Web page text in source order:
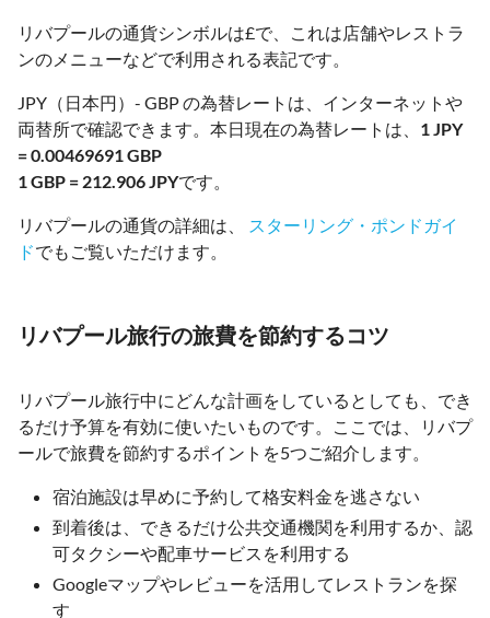
リバプールの通貨シンボルは£で、これは店舗やレストラ
ンのメニューなどで利用される表記です。
JPY（日本円）- GBP の為替レートは、インターネットや
両替所で確認できます。本日現在の為替レートは、 1 JPY
= 0.00469691 GBP
1 GBP = 212.906 JPYです。
リバプールの通貨の詳細は、
スターリング・ポンドガイ
ドでもご覧いただけます。
リバプール旅行の旅費を節約するコツ
リバプール旅行中にどんな計画をしているとしても、でき
るだけ予算を有効に使いたいものです。ここでは、リバプ
ールで旅費を節約するポイントを5つご紹介します。
宿泊施設は早めに予約して格安料金を逃さない
到着後は、できるだけ公共交通機関を利用するか、認
可タクシーや配車サービスを利用する
Googleマップやレビューを活用してレストランを探
す